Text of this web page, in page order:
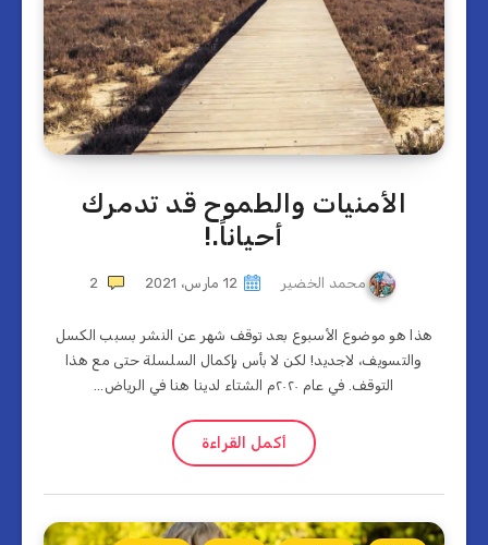
الأمنيات والطموح قد تدمرك
أحياناً.!
محمد الخضير 12 مارس، 2021 2
هذا هو موضوع الأسبوع بعد توقف شهر عن النشر بسبب الكسل
والتسويف، لاجديد! لكن لا بأس بإكمال السلسلة حتى مع هذا
التوقف. في عام ٢٠٢٠م الشتاء لدينا هنا في الرياض…
أكمل القراءة